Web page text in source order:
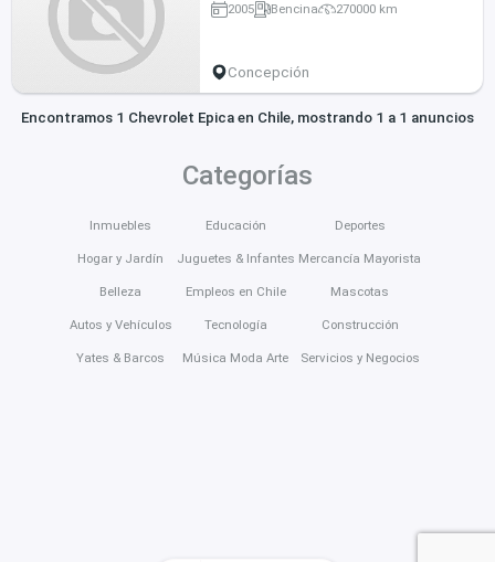
2005 Bencina 270000 km
Concepción
Encontramos 1 Chevrolet Epica en Chile, mostrando 1 a 1 anuncios
Categorías
Inmuebles
Hogar y Jardín
Belleza
Autos y Vehículos
Yates & Barcos
Educación
Juguetes & Infantes
Empleos en Chile
Tecnología
Música Moda Arte
Deportes
Mercancía Mayorista
Mascotas
Construcción
Servicios y Negocios